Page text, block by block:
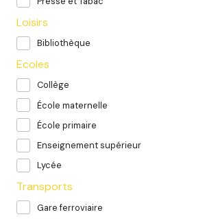
Loisirs
Bibliothèque
Ecoles
Collège
École maternelle
École primaire
Enseignement supérieur
Lycée
Transports
Gare ferroviaire